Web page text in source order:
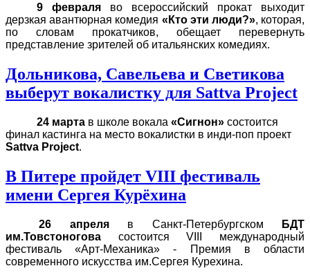
9 февраля во всероссийский прокат выходит
дерзкая авантюрная комедия «Кто эти люди?», которая,
по словам прокатчиков, обещает перевернуть
представление зрителей об итальянских комедиях.
Дольникова, Савельева и Светикова
выберут вокалистку для Sattva Project
24 марта в школе вокала«Сигнон» состоится
финал кастинга на место вокалистки в инди-поп проект
Sattva Project.
В Питере пройдет VIII фестиваль
имени Сергея Курёхина
26 апреляв Санкт-Петербургском
БДТ
им.Товстоногова состоится VIII международный
фестиваль «Арт-Механика» - Премия в области
современного искусства им.Сергея Курехина.